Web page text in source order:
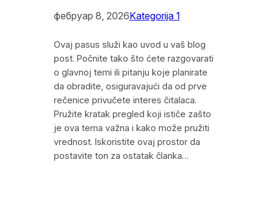
фебруар 8, 2026Kategorija 1
Ovaj pasus služi kao uvod u vaš blog
post. Počnite tako što ćete razgovarati
o glavnoj temi ili pitanju koje planirate
da obradite, osiguravajući da od prve
rečenice privučete interes čitalaca.
Pružite kratak pregled koji ističe zašto
je ova tema važna i kako može pružiti
vrednost. Iskoristite ovaj prostor da
postavite ton za ostatak članka…